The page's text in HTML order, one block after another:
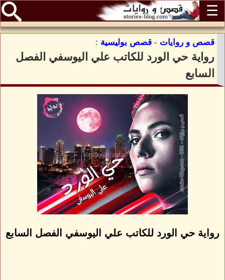
☰
قصص و روايات - قصص بوليسية :
رواية حي الورد للكاتب علي اليوسفي الفصل
السابع
رواية حي الورد للكاتب علي اليوسفي الفصل السابع